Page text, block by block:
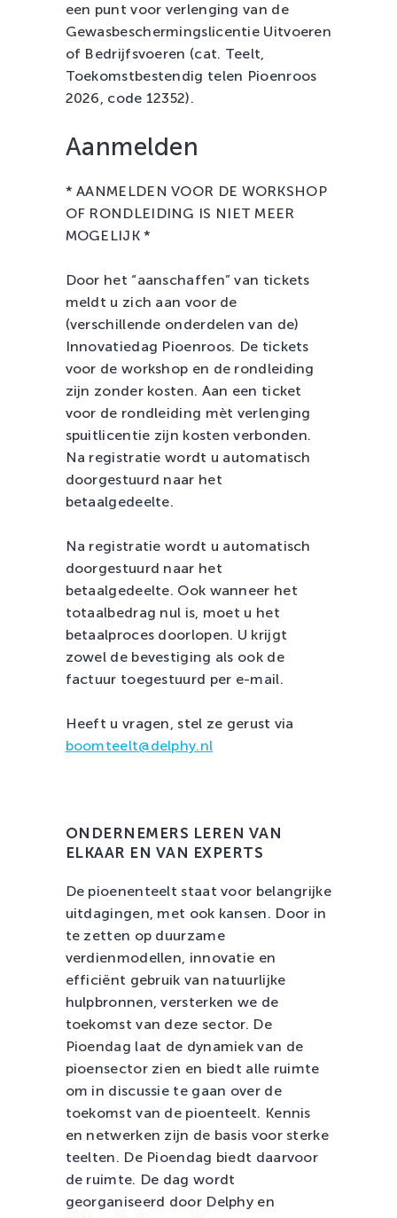
een punt voor verlenging van de
Gewasbeschermingslicentie Uitvoeren
of Bedrijfsvoeren (cat. Teelt,
Toekomstbestendig telen Pioenroos
2026, code 12352).
Aanmelden
* AANMELDEN VOOR DE WORKSHOP
OF RONDLEIDING IS NIET MEER
MOGELIJK *
Door het “aanschaffen” van tickets
meldt u zich aan voor de
(verschillende onderdelen van de)
Innovatiedag Pioenroos. De tickets
voor de workshop en de rondleiding
zijn zonder kosten. Aan een ticket
voor de rondleiding mèt verlenging
spuitlicentie zijn kosten verbonden.
Na registratie wordt u automatisch
doorgestuurd naar het
betaalgedeelte.
Na registratie wordt u automatisch
doorgestuurd naar het
betaalgedeelte. Ook wanneer het
totaalbedrag nul is, moet u het
betaalproces doorlopen. U krijgt
zowel de bevestiging als ook de
factuur toegestuurd per e-mail.
Heeft u vragen, stel ze gerust via
boomteelt@delphy.nl
ONDERNEMERS LEREN VAN
ELKAAR EN VAN EXPERTS
De pioenenteelt staat voor belangrijke
uitdagingen, met ook kansen. Door in
te zetten op duurzame
verdienmodellen, innovatie en
efficiënt gebruik van natuurlijke
hulpbronnen, versterken we de
toekomst van deze sector. De
Pioendag laat de dynamiek van de
pioensector zien en biedt alle ruimte
om in discussie te gaan over de
toekomst van de pioenteelt. Kennis
en netwerken zijn de basis voor sterke
teelten. De Pioendag biedt daarvoor
de ruimte. De dag wordt
georganiseerd door Delphy en